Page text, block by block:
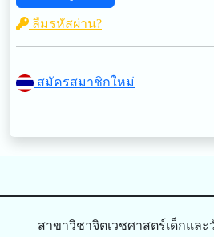
ลืมรหัสผ่าน?
สมัครสมาชิกใหม่
สาขาวิชาจิตเวชศาสตร์เด็กแล